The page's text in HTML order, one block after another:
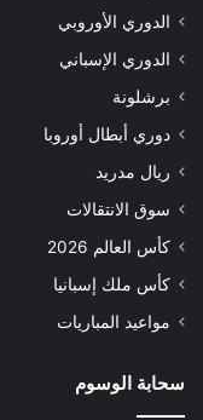
الدوري الأوروبي
الدوري الإسباني
برشلونة
دوري أبطال أوروبا
ريال مدريد
سوق الانتقالات
كأس العالم 2026
كأس ملك إسبانيا
مواعيد المباريات
سحابة الوسوم